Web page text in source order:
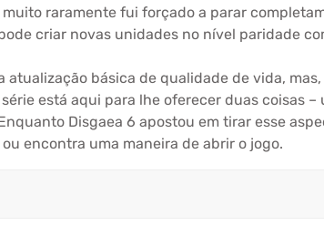
raramente fui forçado a parar
criar novas unidades no nível paridade
básica de qualidade de vida,
está aqui para lhe oferecer duas coisas
Disgaea 6 apostou em tirar esse
encontra uma maneira de abrir o jogo.